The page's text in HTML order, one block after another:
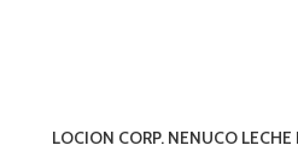
LOCION CORP. NENUCO LECHE